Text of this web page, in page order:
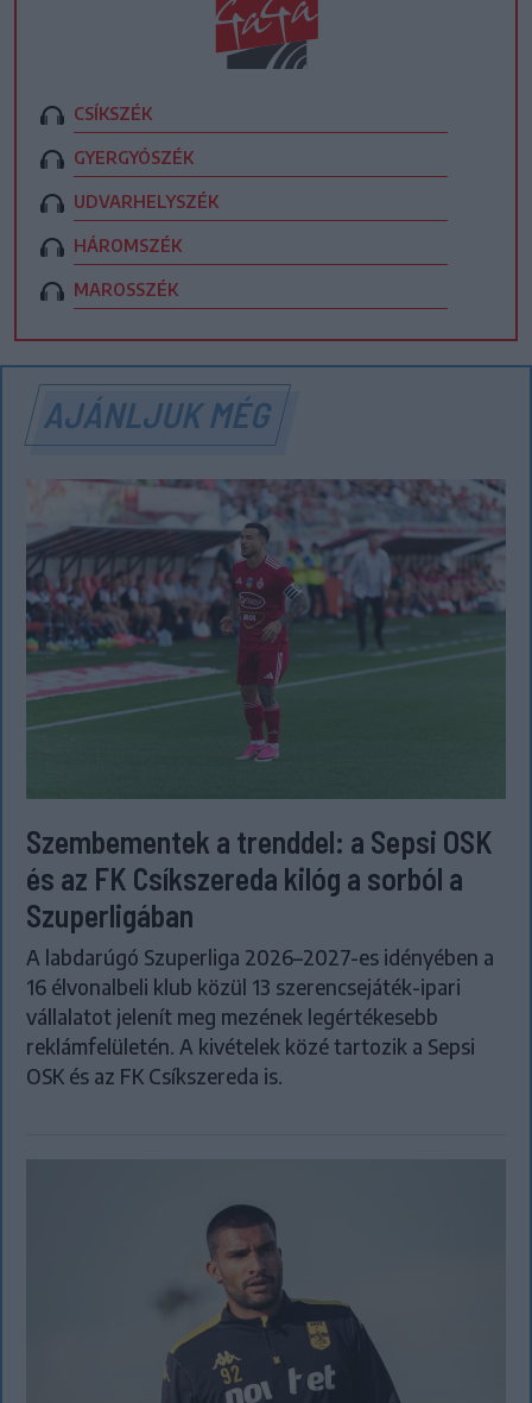
CSÍKSZÉK
GYERGYÓSZÉK
UDVARHELYSZÉK
HÁROMSZÉK
MAROSSZÉK
AJÁNLJUK MÉG
Szembementek a trenddel: a Sepsi OSK
és az FK Csíkszereda kilóg a sorból a
Szuperligában
A labdarúgó Szuperliga 2026–2027-es idényében a
16 élvonalbeli klub közül 13 szerencsejáték-ipari
vállalatot jelenít meg mezének legértékesebb
reklámfelületén. A kivételek közé tartozik a Sepsi
OSK és az FK Csíkszereda is.